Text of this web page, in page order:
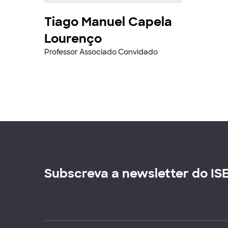
Tiago Manuel Capela
Lourenço
Professor Associado Convidado
Subscreva a newsletter do